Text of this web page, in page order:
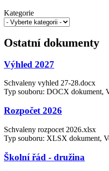
Kategorie
Ostatní dokumenty
Výhled 2027
Schvaleny vyhled 27-28.docx
Typ souboru: DOCX dokument,
Rozpočet 2026
Schvaleny rozpocet 2026.xlsx
Typ souboru: XLSX dokument,
Školní řád - družina